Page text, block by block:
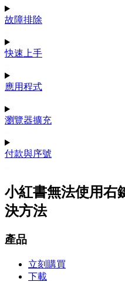
故障排除
快速上手
應用程式
瀏覽器擴充
付款與序號
小紅書無法使用右
決方法
產品
立刻購買
下載